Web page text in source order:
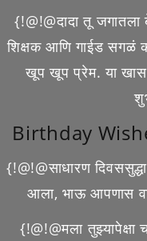
{!@!@दादा तू
शिक्षक आणि गाईड सगळं
खूप खूप प्रेम. या खास
Birthday
{!@!@साधारण
आला, भाऊ आपणास
{!@!@मला तुझ्यापेक्षा